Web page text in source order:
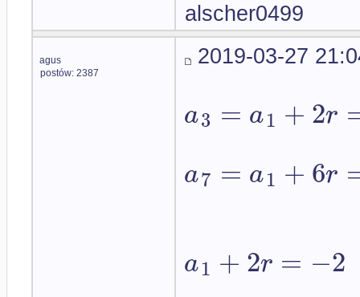
alscher0499
agus
postów: 2387
2019-03-27
a3 = a1 +2r
a7 = a1 +6r
a1 +2r = −2